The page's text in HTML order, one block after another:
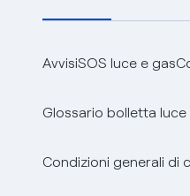
AvvisiSOS luce e gas
Glossario bolletta luce
Condizioni generali